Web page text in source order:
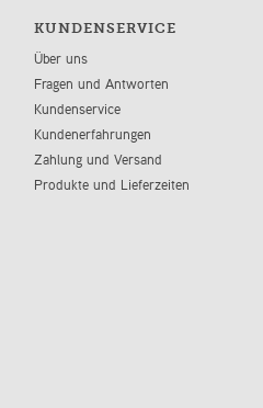
KUNDENSERVICE
Über uns
Fragen und Antworten
Kundenservice
Kundenerfahrungen
Zahlung und Versand
Produkte und Lieferzeiten